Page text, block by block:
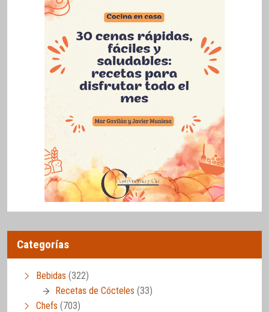
Categorías
Bebidas (322)
Recetas de Cócteles (33)
Chefs (703)